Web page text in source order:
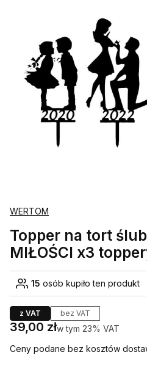
WERTOM
Topper na tort
MIŁOŚCI x3
15 osób kupiło ten produkt
z VAT bez VAT
Cena
39,00 złw tym 23% VAT
w tym 23% VAT
Ceny podane bez kosztów